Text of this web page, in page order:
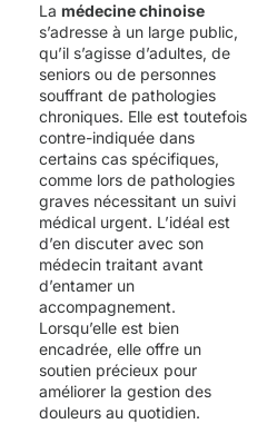
La médecine chinoise
s’adresse à un large public,
qu’il s’agisse d’adultes, de
seniors ou de personnes
souffrant de pathologies
chroniques. Elle est toutefois
contre-indiquée dans
certains cas spécifiques,
comme lors de pathologies
graves nécessitant un suivi
médical urgent. L’idéal est
d’en discuter avec son
médecin traitant avant
d’entamer un
accompagnement.
Lorsqu’elle est bien
encadrée, elle offre un
soutien précieux pour
améliorer la gestion des
douleurs au quotidien.